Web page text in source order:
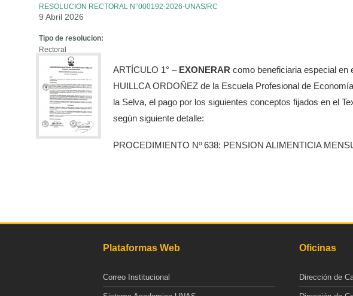
RESOLUCION RECTORAL N°000192-2026-UNAS/RC
9 Abril 2026
Tipo de resolucion:
Rectoral
ARTÍCULO 1° – EXONERAR como beneficiaria especial en
HUILLCA ORDOÑEZ de la Escuela Profesional de
la Selva, el pago por los siguientes conceptos fijados en el
según siguiente detalle:
PROCEDIMIENTO Nº 638: PENSION ALIMENTICIA
Plataformas Web
Correo Institucional
Oficinas
Dirección de